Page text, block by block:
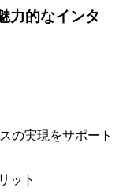
力的なインタ
の実現をサポート
ット